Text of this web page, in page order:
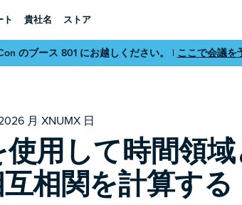
ト 貴社名 ストア
のブース 801 にお越しください。 | ここで会議を
月 XNUMX 日
用して時間領
相関を計算する